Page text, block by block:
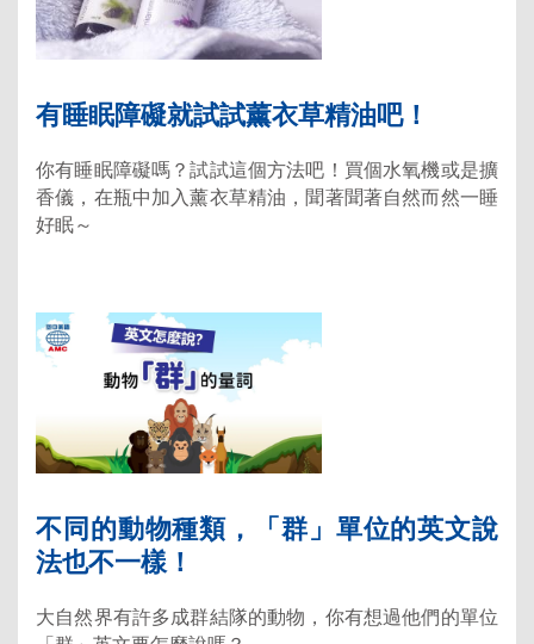
有睡眠障礙就試試薰衣草精油吧！
你有睡眠障礙嗎？試試這個方法吧！買個水氧機或是擴
香儀，在瓶中加入薰衣草精油，聞著聞著自然而然一睡
好眠～
不同的動物種類，「群」單位的英文說
法也不一樣！
大自然界有許多成群結隊的動物，你有想過他們的單位